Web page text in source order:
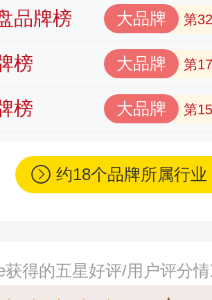
品牌榜 大品牌 第
榜 大品牌 第
榜 大品牌 第
约18个品牌所属行
获得的五星好评/用户评分